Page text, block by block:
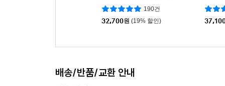
CHU Ver.](스마트앨범)
[2종 중 1종 랜덤발송]
190건
32,700원 (19% 할인)
범)
배송/반품/교환 안내